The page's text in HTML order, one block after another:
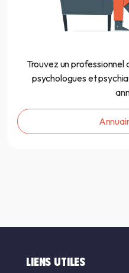
Trouvez un professionnel
psychologues et
LIENS UTILES